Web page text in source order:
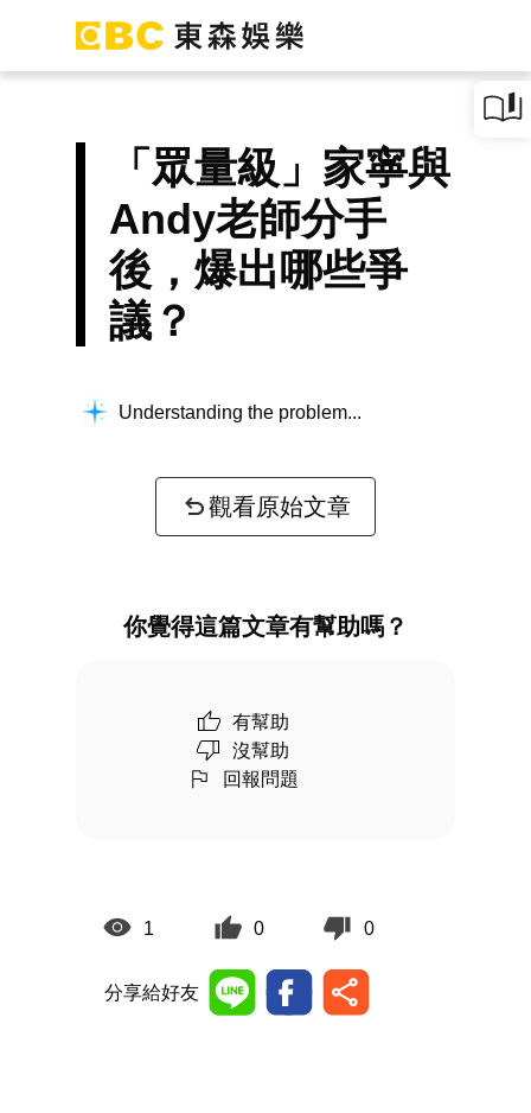
「眾量級」家寧與
Andy老師分手
後，爆出哪些爭
議？
Understanding the problem...
觀看原始文章
你覺得這篇文章有幫助嗎？
有幫助
沒幫助
回報問題
1 0 0
分享給好友